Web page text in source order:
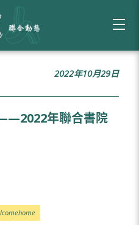
2022年10月29日
年聯合書院